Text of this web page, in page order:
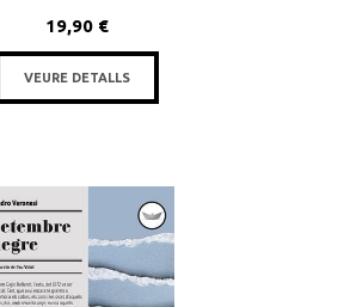
19,90 €
VEURE DETALLS